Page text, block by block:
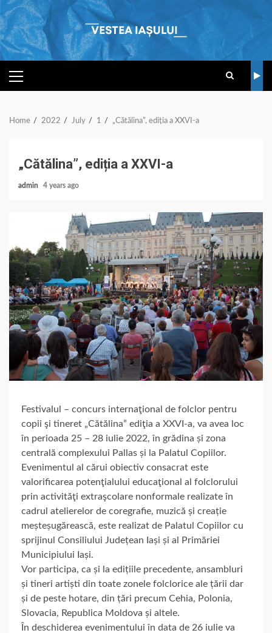
Skip
to
content
PRIMARY
MENU
Home 2022 July 1 „Cătălina”, ediția a XXVI-a
„Cătălina”, ediția a XXVI-a
admin 4 years ago
Festivalul – concurs internaţional de folclor pentru
copii şi tineret „Cătălina” ediţia a XXVI-a, va avea loc
în perioada 25 – 28 iulie 2022, în grădina și zona
centrală complexului Pallas și la Palatul Copiilor.
Evenimentul al cărui obiectiv consacrat este
valorificarea potenţialului educaţional al folclorului
prin activităţi extraşcolare nonformale realizate în
cadrul atelierelor de coregrafie, muzică și creație
meșteșugărească, este realizat de Palatul Copiilor cu
sprijinul Consiliului Județean Iași și al Primăriei
Municipiului Iași.
Vor participa, ca și la edițiile precedente, ansambluri
și tineri artiști din toate zonele folclorice ale țării dar
și de peste hotare, din țări precum Cehia, Polonia,
Slovacia, Republica Moldova și altele.
În deschiderea evenimentului în data de 26 iulie va